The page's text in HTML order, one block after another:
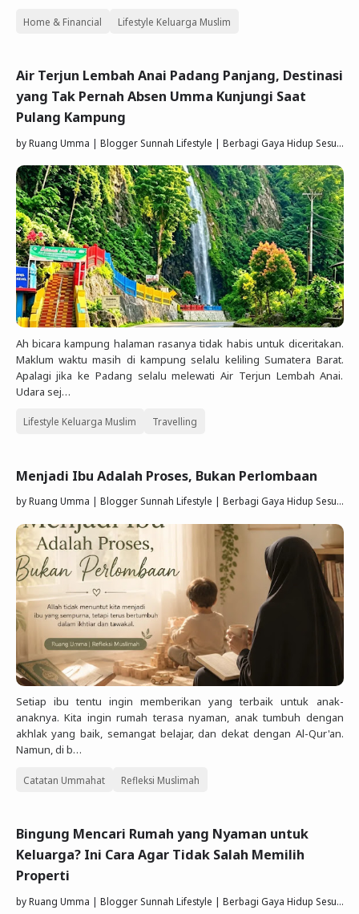
Home & Financial Lifestyle Keluarga Muslim
Air Terjun Lembah Anai Padang Panjang, Destinasi
yang Tak Pernah Absen Umma Kunjungi Saat
Pulang Kampung
byRuang Umma | Blogger Sunnah Lifestyle | Berbagi Gaya Hidup Sesuai Quran Sunnah
Ah bicara kampung halaman rasanya tidak habis untuk diceritakan.
Maklum waktu masih di kampung selalu keliling Sumatera Barat.
Apalagi jika ke Padang selalu melewati Air Terjun Lembah Anai.
Udara sej…
Lifestyle Keluarga Muslim Travelling
Menjadi Ibu Adalah Proses, Bukan Perlombaan
byRuang Umma | Blogger Sunnah Lifestyle | Berbagi Gaya Hidup Sesuai Quran Sunnah
Setiap ibu tentu ingin memberikan yang terbaik untuk anak-
anaknya. Kita ingin rumah terasa nyaman, anak tumbuh dengan
akhlak yang baik, semangat belajar, dan dekat dengan Al-Qur'an.
Namun, di b…
Catatan Ummahat Refleksi Muslimah
Bingung Mencari Rumah yang Nyaman untuk
Keluarga? Ini Cara Agar Tidak Salah Memilih
Properti
byRuang Umma | Blogger Sunnah Lifestyle | Berbagi Gaya Hidup Sesuai Quran Sunnah